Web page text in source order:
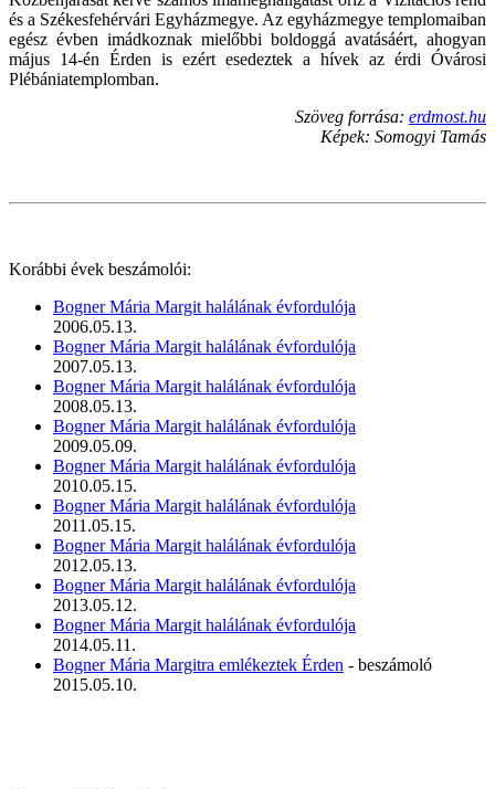
és a Székesfehérvári Egyházmegye. Az egyházmegye templomaiban
egész évben imádkoznak mielőbbi boldoggá avatásáért, ahogyan
május 14-én Érden is ezért esedeztek a hívek az érdi Óvárosi
Plébániatemplomban.
Szöveg forrása: erdmost.hu
Képek: Somogyi Tamás
Korábbi évek beszámolói:
Bogner Mária Margit halálának évfordulója
2006.05.13.
Bogner Mária Margit halálának évfordulója
2007.05.13.
Bogner Mária Margit halálának évfordulója
2008.05.13.
Bogner Mária Margit halálának évfordulója
2009.05.09.
Bogner Mária Margit halálának évfordulója
2010.05.15.
Bogner Mária Margit halálának évfordulója
2011.05.15.
Bogner Mária Margit halálának évfordulója
2012.05.13.
Bogner Mária Margit halálának évfordulója
2013.05.12.
Bogner Mária Margit halálának évfordulója
2014.05.11.
Bogner Mária Margitra emlékeztek Érden - beszámoló
2015.05.10.